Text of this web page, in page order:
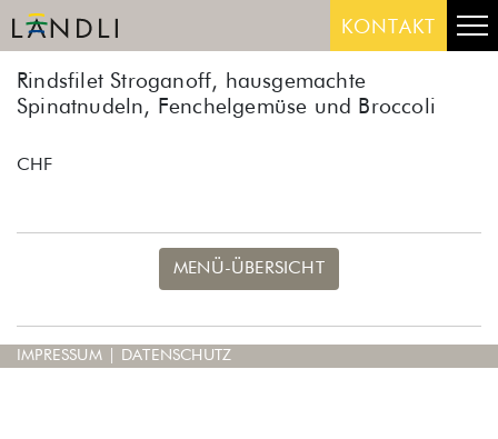
Skip
to
KONTAKT
Rindsfilet Stroganoff, hausgemachte
Spinatnudeln, Fenchelgemüse und Broccoli
CHF
MENÜ-ÜBERSICHT
IMPRESSUM DATENSCHUTZ